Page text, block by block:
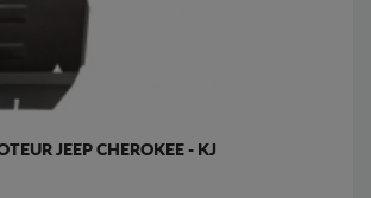
JEEP CHEROKEE - KJ